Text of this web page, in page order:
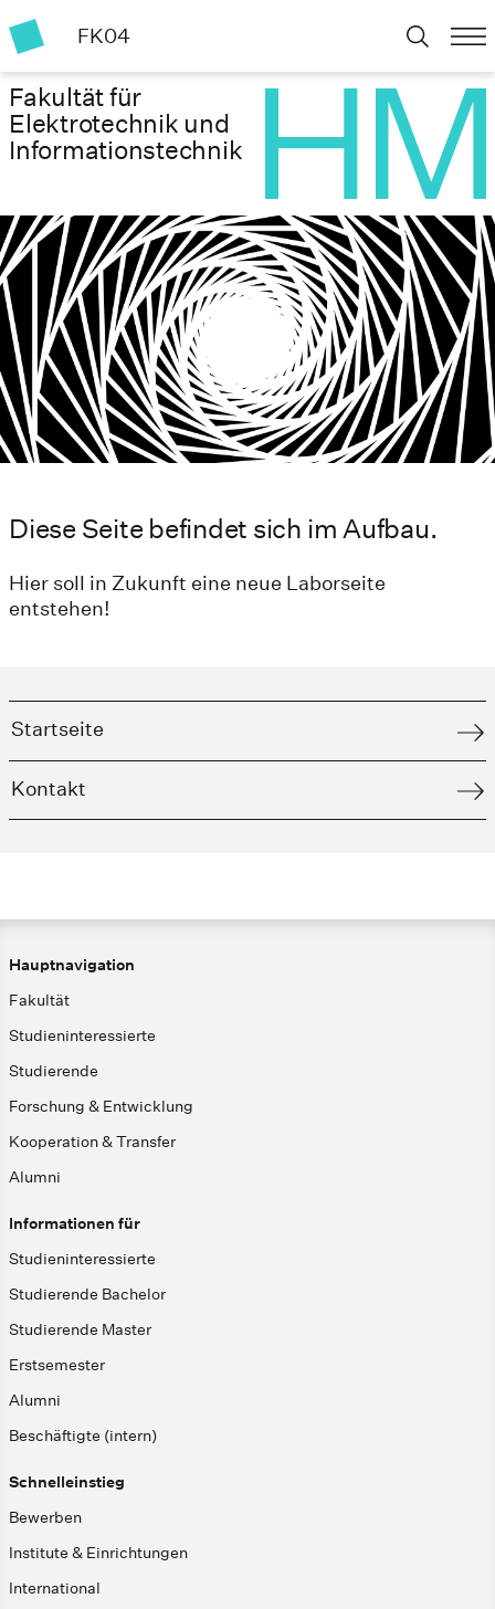
FK04
Fakultät für
Elektrotechnik und
Informationstechnik
Diese Seite befindet sich im Aufbau.
Hier soll in Zukunft eine neue Laborseite
entstehen!
Startseite
Kontakt
Hauptnavigation
Fakultät
Studieninteressierte
Studierende
Forschung & Entwicklung
Kooperation & Transfer
Alumni
Informationen für
Studieninteressierte
Studierende Bachelor
Studierende Master
Erstsemester
Alumni
Beschäftigte (intern)
Schnelleinstieg
Bewerben
Institute & Einrichtungen
International